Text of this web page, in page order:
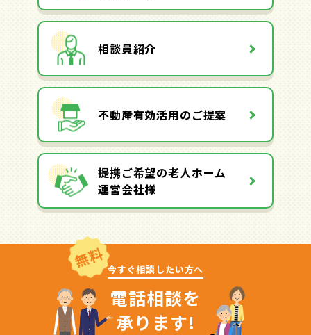
相談員紹介
不動産有効活用のご提案
提携ご希望の老人ホーム
運営会社様
無料 今すぐ相談したい方へ
電話相談を
承ります!